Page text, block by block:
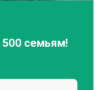
семьям!